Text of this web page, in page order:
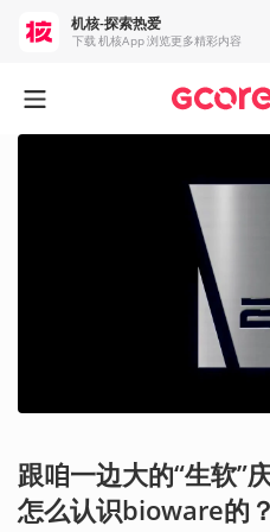
跟咱一边大的“生软”
怎么认识bioware的？
机核-探索热爱
下载 机核App 浏览更多精彩内容